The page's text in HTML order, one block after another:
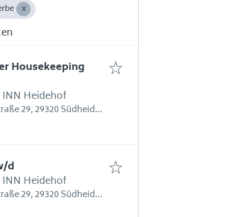
Housekeeping
Heidehof
29, 29320 Südheide,
d
Heidehof
29, 29320 Südheide,